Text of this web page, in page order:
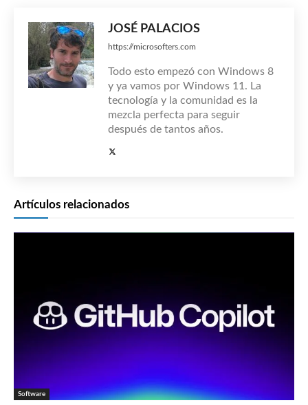
JOSÉ PALACIOS
https://microsofters.com
Todo esto empezó con Windows 8
y ya vamos por Windows 11. La
tecnología y la comunidad es la
mezcla perfecta para seguir
después de tantos años.
Artículos relacionados
Software